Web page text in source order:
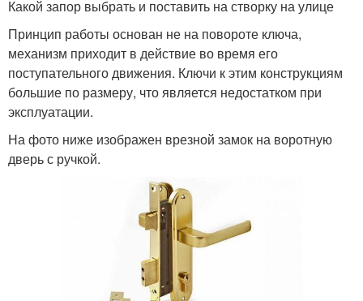
Какой запор выбрать и поставить на створку на улице
Принцип работы основан не на повороте ключа,
механизм приходит в действие во время его
поступательного движения. Ключи к этим конструкциям
большие по размеру, что является недостатком при
эксплуатации.
На фото ниже изображен врезной замок на воротную
дверь с ручкой.